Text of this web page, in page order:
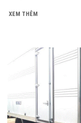
XEM THÊM